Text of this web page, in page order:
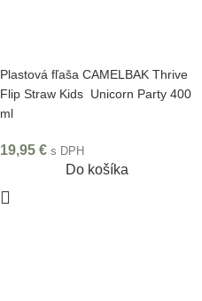
Plastová fľaša CAMELBAK Thrive
Flip Straw Kids Unicorn Party 400
ml
19,95 € s DPH
Do košíka